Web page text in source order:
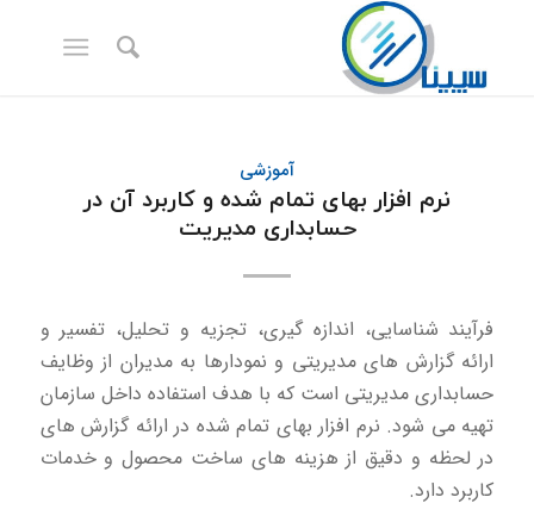
آموزشی
نرم افزار بهای تمام شده و کاربرد آن در
حسابداری مدیریت
فرآیند شناسایی، اندازه گیری، تجزیه و تحلیل، تفسیر و
ارائه گزارش های مدیریتی و نمودارها به مدیران از وظایف
حسابداری مدیریتی است که با هدف استفاده داخل سازمان
تهیه می شود. نرم افزار بهای تمام شده در ارائه گزارش های
در لحظه و دقیق از هزینه های ساخت محصول و خدمات
کاربرد دارد.